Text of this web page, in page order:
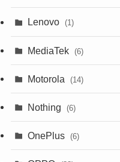
Lenovo (1)
MediaTek (6)
Motorola (14)
Nothing (6)
OnePlus (6)